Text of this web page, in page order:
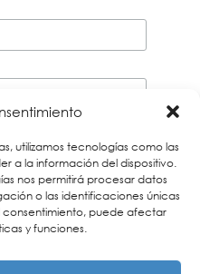
utilizamos tecnologías como las
a la información del dispositivo.
nos permitirá procesar datos
o las identificaciones únicas
consentimiento, puede afectar
y funciones.
tu correo a través del
darte de alta en
búscalo en la
dirección a tus